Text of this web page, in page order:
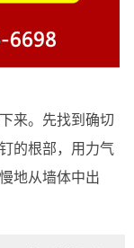
来。先找到确切
的根部，用力气
地从墙体中出